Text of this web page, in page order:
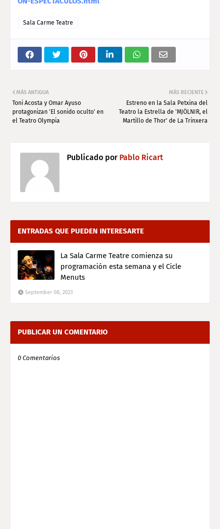
Sala Carme Teatre
MÁS RECIENTE
Estreno en la Sala Petxina del
Teatro la Estrella de 'MJÖLNIR, el
Martillo de Thor' de La Trinxera
MÁS ANTIGUA
Toni Acosta y Omar Ayuso
protagonizan 'El sonido oculto' en
el Teatro Olympia
Publicado porPablo Ricart
ENTRADAS QUE PUEDEN INTERESARTE
La Sala Carme Teatre comienza su
programación esta semana y el Cicle
Menuts
September 08, 2023
PUBLICAR UN COMENTARIO
0 Comentarios